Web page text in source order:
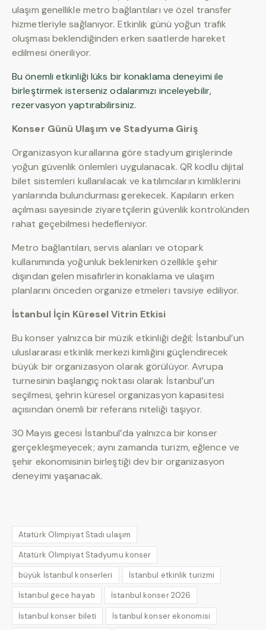
ulaşım genellikle metro bağlantıları ve özel transfer
hizmetleriyle sağlanıyor. Etkinlik günü yoğun trafik
oluşması beklendiğinden erken saatlerde hareket
edilmesi öneriliyor.
Bu önemli etkinliği lüks bir konaklama deneyimi ile
birleştirmek isterseniz odalarımızı inceleyebilir,
rezervasyon yaptırabilirsiniz.
Konser Günü Ulaşım ve Stadyuma Giriş
Organizasyon kurallarına göre stadyum girişlerinde
yoğun güvenlik önlemleri uygulanacak. QR kodlu dijital
bilet sistemleri kullanılacak ve katılımcıların kimliklerini
yanlarında bulundurması gerekecek. Kapıların erken
açılması sayesinde ziyaretçilerin güvenlik kontrolünden
rahat geçebilmesi hedefleniyor.
Metro bağlantıları, servis alanları ve otopark
kullanımında yoğunluk beklenirken özellikle şehir
dışından gelen misafirlerin konaklama ve ulaşım
planlarını önceden organize etmeleri tavsiye ediliyor.
İstanbul İçin Küresel Vitrin Etkisi
Bu konser yalnızca bir müzik etkinliği değil; İstanbul’un
uluslararası etkinlik merkezi kimliğini güçlendirecek
büyük bir organizasyon olarak görülüyor. Avrupa
turnesinin başlangıç noktası olarak İstanbul’un
seçilmesi, şehrin küresel organizasyon kapasitesi
açısından önemli bir referans niteliği taşıyor.
30 Mayıs gecesi İstanbul’da yalnızca bir konser
gerçekleşmeyecek; aynı zamanda turizm, eğlence ve
şehir ekonomisinin birleştiği dev bir organizasyon
deneyimi yaşanacak.
Atatürk Olimpiyat Stadı ulaşım
Atatürk Olimpiyat Stadyumu konser
büyük İstanbul konserleri İstanbul etkinlik turizmi
İstanbul gece hayatı İstanbul konser 2026
İstanbul konser bileti İstanbul konser ekonomisi